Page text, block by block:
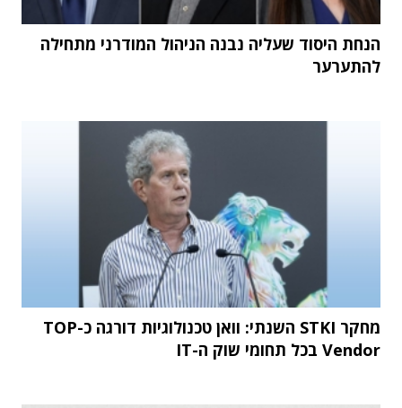
הנחת היסוד שעליה נבנה הניהול המודרני מתחילה
להתערער
מחקר STKI השנתי: וואן טכנולוגיות דורגה כ-TOP
Vendor בכל תחומי שוק ה-IT